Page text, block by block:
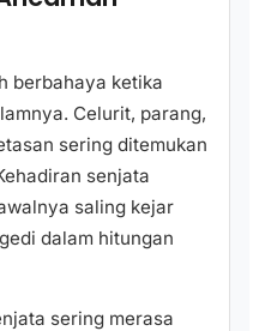
berbahaya ketika
Celurit, parang,
sering ditemukan
senjata
saling kejar
dalam hitungan
sering merasa